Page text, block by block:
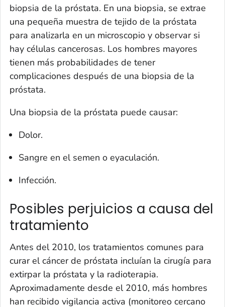
biopsia de la próstata. En una biopsia, se extrae
una pequeña muestra de tejido de la próstata
para analizarla en un microscopio y observar si
hay células cancerosas. Los hombres mayores
tienen más probabilidades de tener
complicaciones después de una biopsia de la
próstata.
Una biopsia de la próstata puede causar:
Dolor.
Sangre en el semen o eyaculación.
Infección.
Posibles perjuicios a causa del
tratamiento
Antes del 2010, los tratamientos comunes para
curar el cáncer de próstata incluían la cirugía para
extirpar la próstata y la radioterapia.
Aproximadamente desde el 2010, más hombres
han recibido vigilancia activa (monitoreo cercano